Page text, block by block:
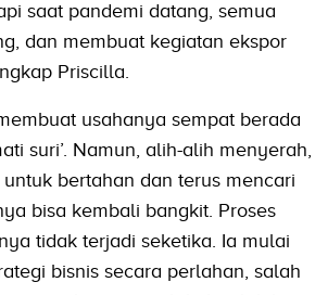
saat pandemi datang, semua
dan membuat kegiatan ekspor
Priscilla.
usahanya sempat berada
suri’. Namun, alih-alih menyerah,
bertahan dan terus mencari
bisa kembali bangkit. Proses
tidak terjadi seketika. Ia mulai
bisnis secara perlahan, salah